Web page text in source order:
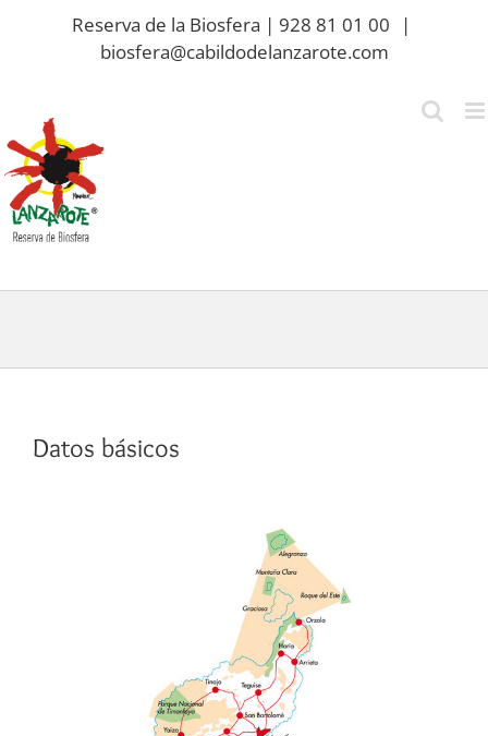
Reserva de la Biosfera | 928 81 01 00
|
biosfera@cabildodelanzarote.com
Datos básicos